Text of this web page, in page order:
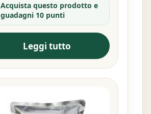
Acquista questo prodotto e
guadagni 10 punti
Leggi tutto